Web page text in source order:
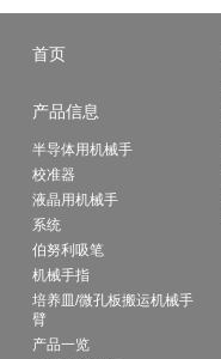
首页
产品信息
半导体用机械手
校准器
液晶用机械手
系统
伯努利吸笔
机械手指
培养皿/微孔板搬运机械手
臂
产品一览